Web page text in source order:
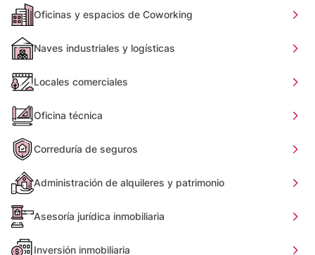
Oficinas y espacios de Coworking
Naves industriales y logísticas
Locales comerciales
Oficina técnica
Correduría de seguros
Administración de alquileres y patrimonio
Asesoría jurídica inmobiliaria
Inversión inmobiliaria